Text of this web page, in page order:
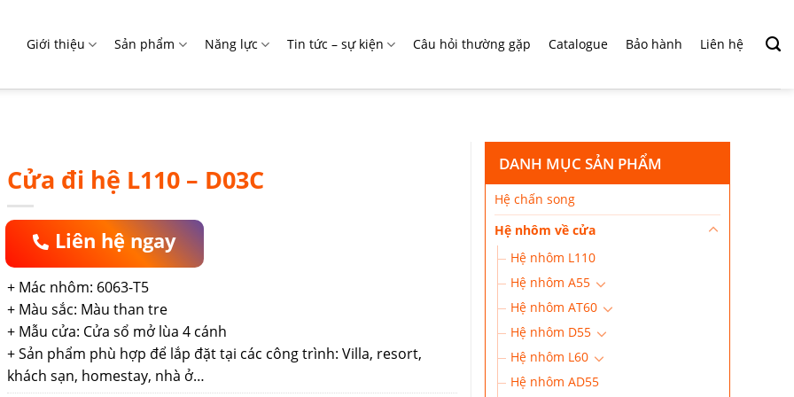
Giới thiệu Sản phẩm Năng lực Tin tức – sự kiện Câu hỏi thường gặp Catalogue Bảo hành Liên hệ
DANH MỤC SẢN PHẨM
Hệ chấn song
Hệ nhôm về cửa
Hệ nhôm L110
Hệ nhôm A55
Hệ nhôm AT60
Hệ nhôm D55
Hệ nhôm L60
Hệ nhôm AD55
Cửa đi hệ L110 – D03C
Liên hệ ngay
+ Mác nhôm: 6063-T5
+ Màu sắc: Màu than tre
+ Mẫu cửa: Cửa sổ mở lùa 4 cánh
+ Sản phẩm phù hợp để lắp đặt tại các công trình: Villa, resort,
khách sạn, homestay, nhà ở…